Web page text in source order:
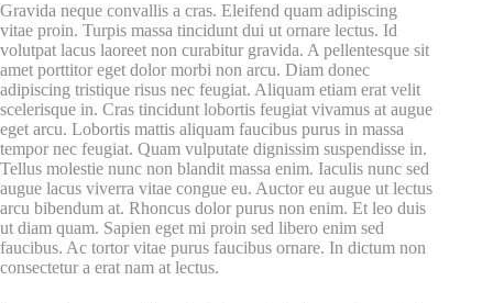
Gravida neque convallis a cras. Eleifend quam adipiscing
vitae proin. Turpis massa tincidunt dui ut ornare lectus. Id
volutpat lacus laoreet non curabitur gravida. A pellentesque sit
amet porttitor eget dolor morbi non arcu. Diam donec
adipiscing tristique risus nec feugiat. Aliquam etiam erat velit
scelerisque in. Cras tincidunt lobortis feugiat vivamus at augue
eget arcu. Lobortis mattis aliquam faucibus purus in massa
tempor nec feugiat. Quam vulputate dignissim suspendisse in.
Tellus molestie nunc non blandit massa enim. Iaculis nunc sed
augue lacus viverra vitae congue eu. Auctor eu augue ut lectus
arcu bibendum at. Rhoncus dolor purus non enim. Et leo duis
ut diam quam. Sapien eget mi proin sed libero enim sed
faucibus. Ac tortor vitae purus faucibus ornare. In dictum non
consectetur a erat nam at lectus.